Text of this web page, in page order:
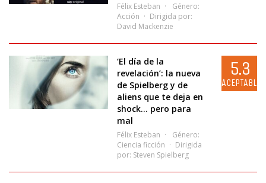
Félix Esteban
Género:
Acción
Dirigida por:
David Mackenzie
‘El día de la
revelación’: la nueva
de Spielberg y de
aliens que te deja en
shock… pero para
mal
Félix Esteban
Género:
Ciencia ficción
Dirigida
por: Steven Spielberg
5.3
ACEPTABLE